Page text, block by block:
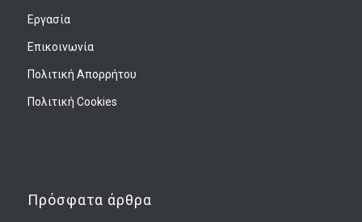
Εργασία
Επικοινωνία
Πολιτική Απορρήτου
Πολιτική Cookies
Πρόσφατα άρθρα